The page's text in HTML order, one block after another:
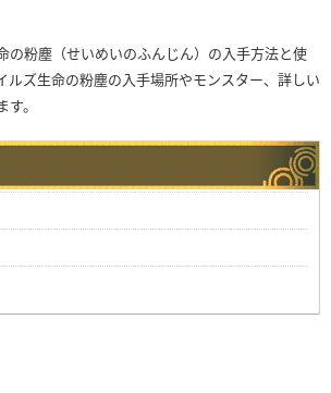
の粉塵（せいめいのふんじん）の入手方法と使
ルズ生命の粉塵の入手場所やモンスター、詳しい
。